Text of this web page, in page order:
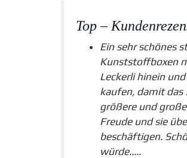
Top –
Ein sehr schönes
Kunststoffboxen
Leckerli hinein
kaufen, damit das
größere und
Freude und sie
beschäftigen.
würde…..